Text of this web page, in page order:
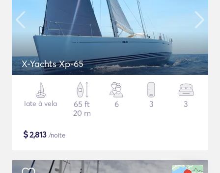
X-Yachts Xp-65
Iate à vela
65 ft
20 m
6 3 3
$2,813 /noite